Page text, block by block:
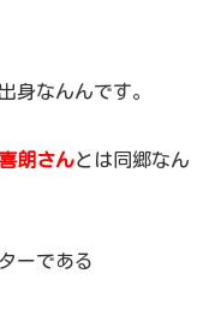
身なんんです。
朗さんとは同郷なん
ーである